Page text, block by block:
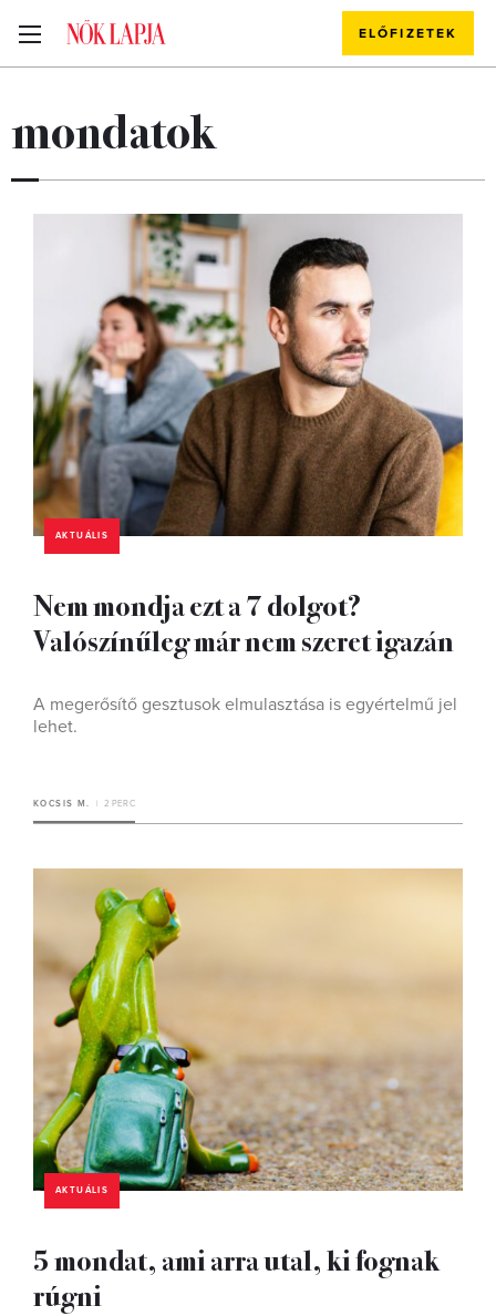
ELŐFIZETEK
mondatok
AKTUÁLIS
Nem mondja ezt a 7 dolgot?
Valószínűleg már nem szeret igazán
A megerősítő gesztusok elmulasztása is egyértelmű jel
lehet.
KOCSIS M. 2 PERC
AKTUÁLIS
5 mondat, ami arra utal, ki fognak
rúgni